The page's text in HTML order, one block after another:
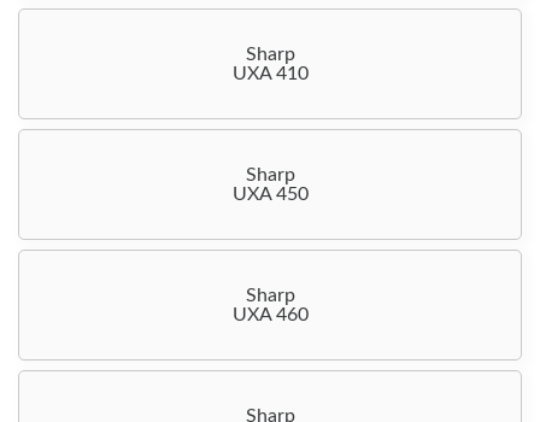
Sharp
UXA 410
Sharp
UXA 450
Sharp
UXA 460
Sharp